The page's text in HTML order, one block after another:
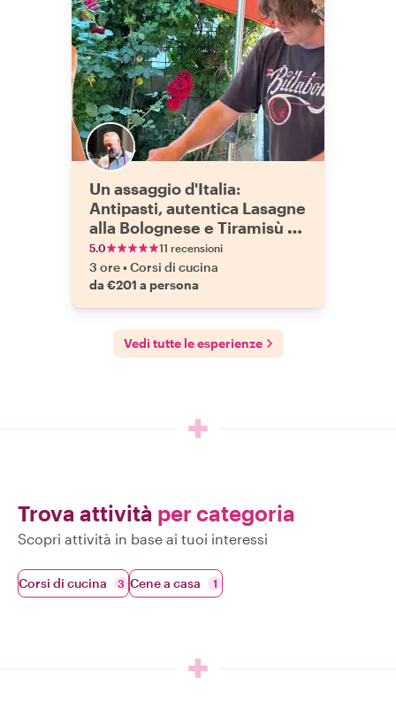
Un assaggio d'Italia:
Antipasti, autentica Lasagne
alla Bolognese e Tiramisù -
Esperienza privata di cucina
e cena
5.0 11 recensioni
3 ore•Corsi di cucina
da €201 a persona
Vedi tutte le esperienze
Trova attività per categoria
Scopri attività in base ai tuoi interessi
Corsi di cucina 3 Cene a casa 1